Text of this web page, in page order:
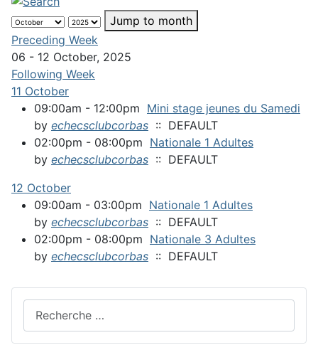
Jump to month
Preceding Week
06 - 12 October, 2025
Following Week
11 October
09:00am - 12:00pm Mini stage jeunes du Samedi
by echecsclubcorbas :: DEFAULT
02:00pm - 08:00pm Nationale 1 Adultes
by echecsclubcorbas :: DEFAULT
12 October
09:00am - 03:00pm Nationale 1 Adultes
by echecsclubcorbas :: DEFAULT
02:00pm - 08:00pm Nationale 3 Adultes
by echecsclubcorbas :: DEFAULT